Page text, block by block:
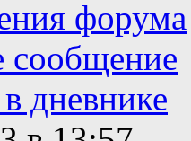
форума
сообщение
дневнике